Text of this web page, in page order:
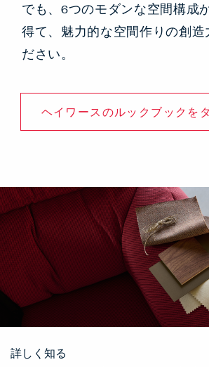
でも、6つのモダンな空間構成
得て、魅力的な空間作りの創造
ださい。
ヘイワースのルックブックを
詳しく知る